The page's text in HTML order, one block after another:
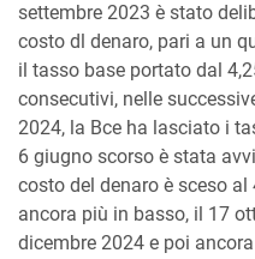
settembre 2023 è stato
costo dl denaro, pari a un
il tasso base portato dal
consecutivi, nelle
2024, la Bce ha lasciato i
6 giugno scorso è stata
costo del denaro è sceso al
ancora più in basso, il 17
dicembre 2024 e poi